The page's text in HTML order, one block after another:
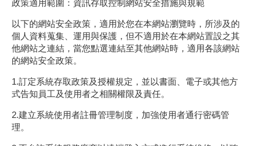
以下的網站安全政策，適用於您在本網站瀏覽時，所涉及的
個人資料蒐集、運用與保護，但不適用於在本網站置設之其
他網站之連結，當您點選連結至其他網站時，適用各該網站
的網站安全政策。
1.訂定系統存取政策及授權規定，並以書面、電子或其他方
式告知員工及使用者之相關權限及責任。
2.建立系統使用者註冊管理制度，加強使用者通行密碼管
理。
3.不允許系統服務廠商以遠端登入方式進行系統維修，以確
保相關系統安全。